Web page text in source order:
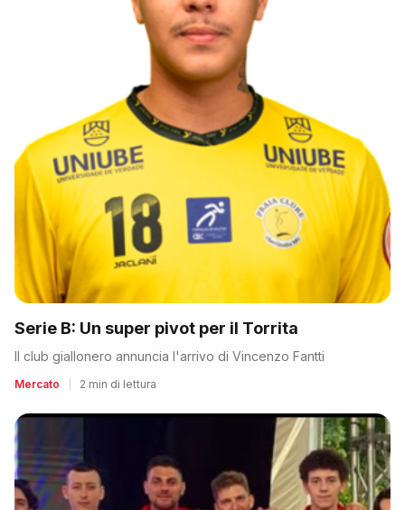
Serie B: Un super pivot per il Torrita
Il club giallonero annuncia l'arrivo di Vincenzo Fantti
Mercato 2 min di lettura